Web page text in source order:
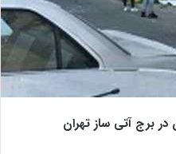
برج آتی ساز تهران